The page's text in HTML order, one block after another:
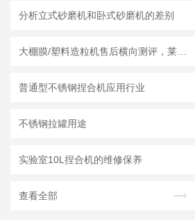
分析立式砂磨机和卧式砂磨机的差别
普通型不锈钢捏合机应用行业
不锈钢拉罐用途
实验室10L捏合机的维修保养
查看全部